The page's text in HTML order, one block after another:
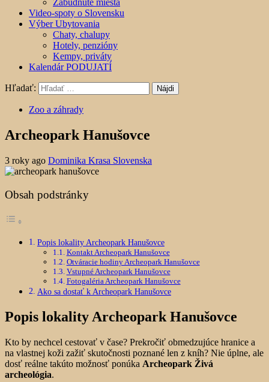
Zabudnuté miesta
Video-spoty o Slovensku
Výber Ubytovania
Chaty, chalupy
Hotely, penzióny
Kempy, priváty
Kalendár PODUJATÍ
Hľadať:
Zoo a záhrady
Archeopark Hanušovce
3 roky ago Dominika Krasa Slovenska
Obsah podstránky
Popis lokality Archeopark Hanušovce
Kontakt Archeopark Hanušovce
Otváracie hodiny Archeopark Hanušovce
Vstupné Archeopark Hanušovce
Fotogaléria Archeopark Hanušovce
Ako sa dostať k Archeopark Hanušovce
Popis lokality Archeopark Hanušovce
Kto by nechcel cestovať v čase? Prekročiť obmedzujúce hranice a
na vlastnej koži zažiť skutočnosti poznané len z kníh? Nie úplne, ale
dosť reálne takúto možnosť ponúka Archeopark Živá
archeológia.